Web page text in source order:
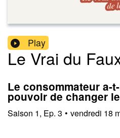
Play
Le Vrai du
Le consommateur a-
pouvoir de changer
Saison 1, Ep. 3 • vendredi 18